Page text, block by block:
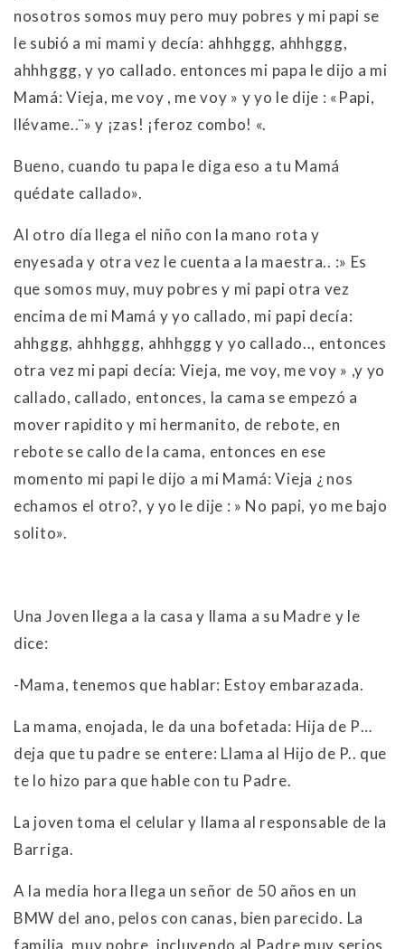
nosotros somos muy pero muy pobres y mi papi se
le subió a mi mami y decía: ahhhggg, ahhhggg,
ahhhggg, y yo callado. entonces mi papa le dijo a mi
Mamá: Vieja, me voy , me voy » y yo le dije : «Papi,
llévame..¨» y ¡zas! ¡feroz combo! «.
Bueno, cuando tu papa le diga eso a tu Mamá
quédate callado».
Al otro día llega el niño con la mano rota y
enyesada y otra vez le cuenta a la maestra.. :» Es
que somos muy, muy pobres y mi papi otra vez
encima de mi Mamá y yo callado, mi papi decía:
ahhggg, ahhhggg, ahhhggg y yo callado.., entonces
otra vez mi papi decía: Vieja, me voy, me voy » ,y yo
callado, callado, entonces, la cama se empezó a
mover rapidito y mi hermanito, de rebote, en
rebote se callo de la cama, entonces en ese
momento mi papi le dijo a mi Mamá: Vieja ¿ nos
echamos el otro?, y yo le dije : » No papi, yo me bajo
solito».
Una Joven llega a la casa y llama a su Madre y le
dice:
-Mama, tenemos que hablar: Estoy embarazada.
La mama, enojada, le da una bofetada: Hija de P…
deja que tu padre se entere: Llama al Hijo de P.. que
te lo hizo para que hable con tu Padre.
La joven toma el celular y llama al responsable de la
Barriga.
A la media hora llega un señor de 50 años en un
BMW del ano, pelos con canas, bien parecido. La